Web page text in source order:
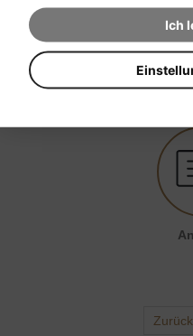
Ich
EINE FRAGE